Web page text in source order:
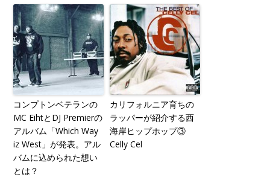
コンプトンベテランの
MC EihtとDJ Premierの
アルバム「Which Way
iz West」が発表。アル
バムに込められた想い
とは？
カリフォルニア育ちの
ラッパーが紹介する西
海岸ヒップホップ③
Celly Cel